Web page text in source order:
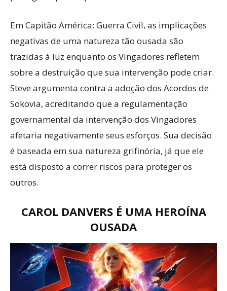
Em Capitão América: Guerra Civil, as implicações
negativas de uma natureza tão ousada são
trazidas à luz enquanto os Vingadores refletem
sobre a destruição que sua intervenção pode criar.
Steve argumenta contra a adoção dos Acordos de
Sokovia, acreditando que a regulamentação
governamental da intervenção dos Vingadores
afetaria negativamente seus esforços. Sua decisão
é baseada em sua natureza grifinória, já que ele
está disposto a correr riscos para proteger os
outros.
CAROL DANVERS É UMA HEROÍNA
OUSADA